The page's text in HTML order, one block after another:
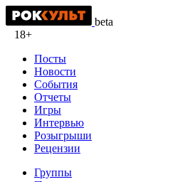
beta
18+
Посты
Новости
События
Отчеты
Игры
Интервью
Розыгрыши
Рецензии
Группы